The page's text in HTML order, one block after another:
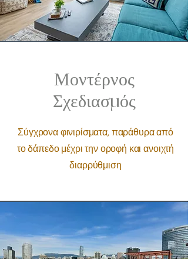
Μοντέρνος
Σχεδιασμός
Σύγχρονα φινιρίσματα, παράθυρα από
το δάπεδο μέχρι την οροφή και ανοιχτή
διαρρύθμιση